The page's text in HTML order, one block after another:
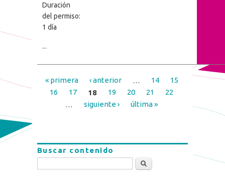
Duración
del permiso:
1 día
Páginas
« primera ‹ anterior … 14
15
16
17 18 19 20 21
22
…
siguiente › última »
Buscar contenido
Buscar